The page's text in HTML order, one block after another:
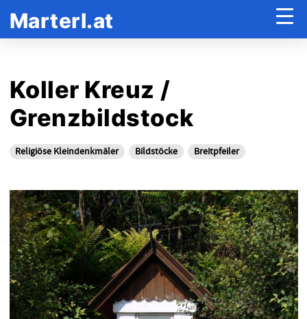
Marterl.at
Koller Kreuz /
Grenzbildstock
Religiöse Kleindenkmäler Bildstöcke Breitpfeiler